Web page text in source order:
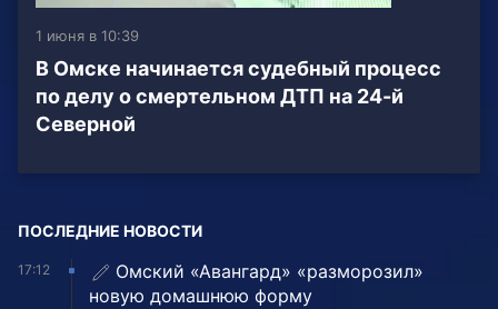
1 июня в 10:39
В Омске начинается судебный процесс
по делу о смертельном ДТП на 24-й
Северной
ПОСЛЕДНИЕ НОВОСТИ
17:12
Омский «Авангард» «разморозил»
новую домашнюю форму